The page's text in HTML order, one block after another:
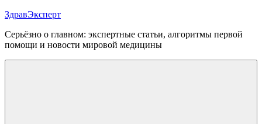
Перейти
содержимому
ЗдравЭксперт
Серьёзно о главном: экспертные статьи, алгоритмы первой
помощи и новости мировой медицины